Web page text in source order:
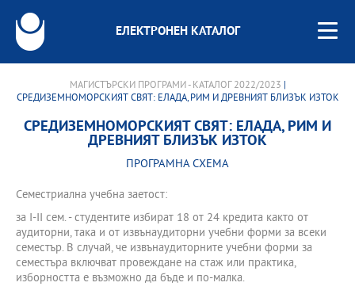
ЕЛЕКТРОНЕН КАТАЛОГ
МАГИСТЪРСКИ ПРОГРАМИ - КАТАЛОГ 2022/2023
СРЕДИЗЕМНОМОРСКИЯТ СВЯТ: ЕЛАДА, РИМ И ДРЕВНИЯТ БЛИЗЪК ИЗТОК
СРЕДИЗЕМНОМОРСКИЯТ СВЯТ: ЕЛАДА, РИМ И
ДРЕВНИЯТ БЛИЗЪК ИЗТОК
ПРОГРАМНА СХЕМА
Семестриална учебна заетост:
за І-II сем. - студентите избират 18 от 24 кредита както от
аудиторни, така и от извънаудиторни учебни форми за всеки
семестър. В случай, че извънаудиторните учебни форми за
семестъра включват провеждане на стаж или практика,
изборността е възможно да бъде и по-малка.